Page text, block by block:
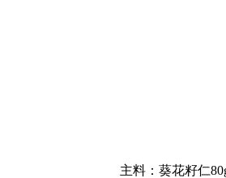
主料：葵花籽仁